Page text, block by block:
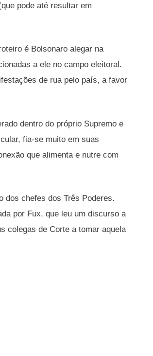
pode até resultar em
é Bolsonaro alegar na
a ele no campo eleitoral.
de rua pelo país, a favor
dentro do próprio Supremo e
fia-se muito em suas
que alimenta e nutre com
dos chefes dos Três Poderes.
por Fux, que leu um discurso a
colegas de Corte a tomar aquela